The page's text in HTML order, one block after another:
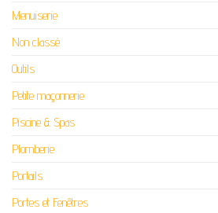
Menuiserie
Non classé
Outils
Petite maçonnerie
Piscine & Spas
Plomberie
Portails
Portes et Fenêtres